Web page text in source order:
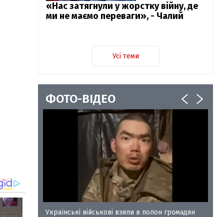
«Нас затягнули у жорстку війну, де
ми не маємо переваги», - Чалий
Усі теми
ФОТО-ВІДЕО
35
Українські військові взяли в полон громадян